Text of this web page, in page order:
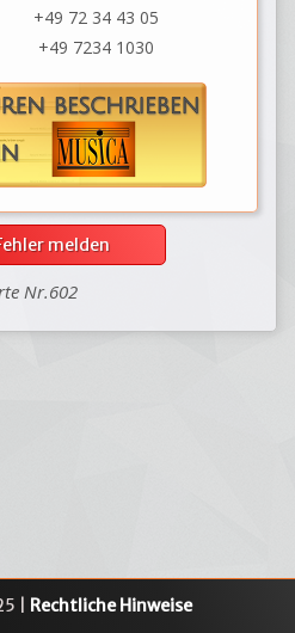
+49 72 34 43 05
+49 7234 1030
melden
Nr.602
| Rechtliche Hinweise